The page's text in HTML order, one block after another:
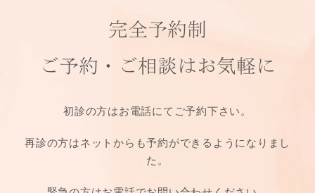
完全予約制
ご予約・ご相談はお気軽に
初診の方はお電話にてご予約下さい。
再診の方はネットからも予約ができるようになりまし
た。